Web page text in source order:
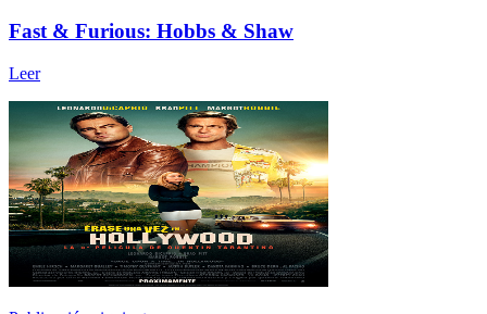
Fast & Furious: Hobbs & Shaw
Leer